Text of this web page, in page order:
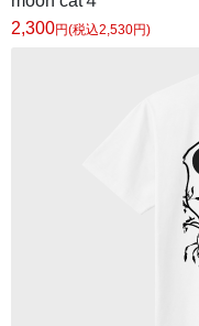
2,300円(税込2,530円)